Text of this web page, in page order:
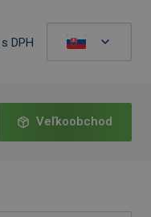
s DPH
Veľkoobchod